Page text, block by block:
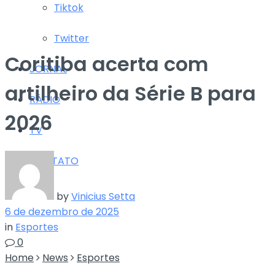
Tiktok
Twitter
JORNAL
RÁDIO
TV
CONTATO
Coritiba acerta com
artilheiro da Série B para
2026
byVinicius Setta
6 de dezembro de 2025
in Esportes
0
Home
News Esportes